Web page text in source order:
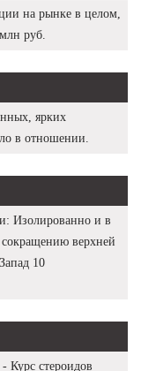
на рынке в целом,
руб.
ярких
в отношении.
Изолированно и в
верхней
10
Курс стероидов